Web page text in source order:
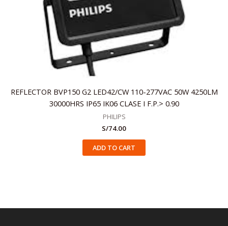
REFLECTOR BVP150 G2 LED42/CW 110-277VAC 50W 4250LM
30000HRS IP65 IK06 CLASE I F.P.> 0.90
PHILIPS
S/74.00
ADD TO CART